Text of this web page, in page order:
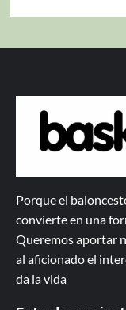
Porque el
convierte en una
Queremos aportar
al aficionado el
da la vida